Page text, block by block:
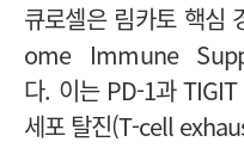
큐로셀은 림카토 핵심
ome Immune
다. 이는 PD-1과
세포 탈진(T-cell